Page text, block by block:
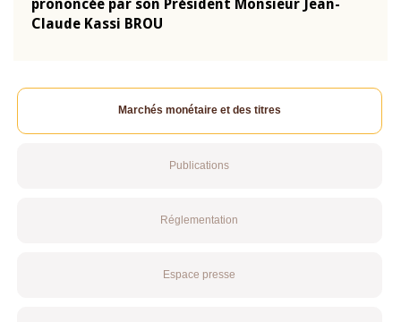
prononcée par son Président Monsieur Jean-
Claude Kassi BROU
Marchés monétaire et des titres
Publications
Réglementation
Espace presse